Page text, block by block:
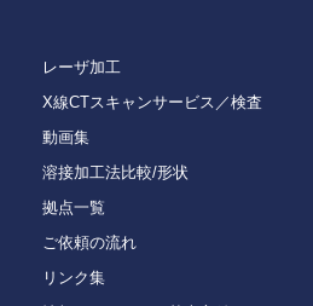
レーザ加工
X線CTスキャンサービス／検査
動画集
溶接加工法比較/形状
拠点一覧
ご依頼の流れ
リンク集